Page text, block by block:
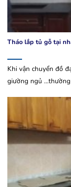
Tháo lắp tủ gỗ tại
Khi vận chuyển đồ
giường ngủ